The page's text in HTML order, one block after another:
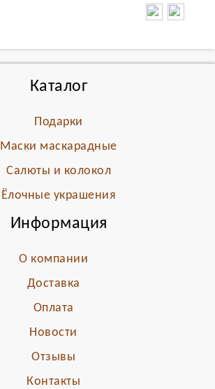
Каталог
Подарки
Маски маскарадные
Салюты и колокол
Ёлочные украшения
Информация
О компании
Доставка
Оплата
Новости
Отзывы
Контакты